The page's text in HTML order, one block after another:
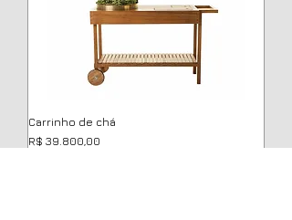
Carrinho de chá
Preço
R$ 39.800,00